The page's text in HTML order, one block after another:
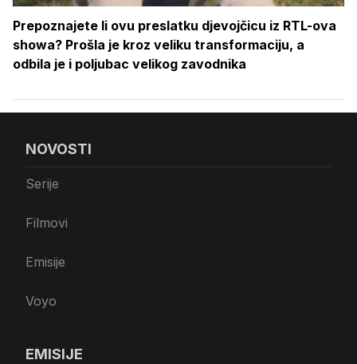
Prepoznajete li ovu preslatku djevojčicu iz RTL-ova
showa? Prošla je kroz veliku transformaciju, a
odbila je i poljubac velikog zavodnika
NOVOSTI
Serije
Filmovi
Emisije
Voyo
EMISIJE